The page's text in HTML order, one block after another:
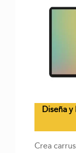
Diseña
Crea